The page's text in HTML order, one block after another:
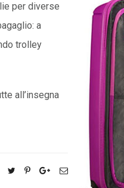
per diverse
a
trolley
all’insegna